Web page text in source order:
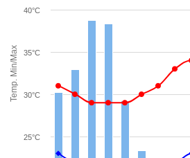
Temp. Min/Max
25°C
30°C
35°C
40°C